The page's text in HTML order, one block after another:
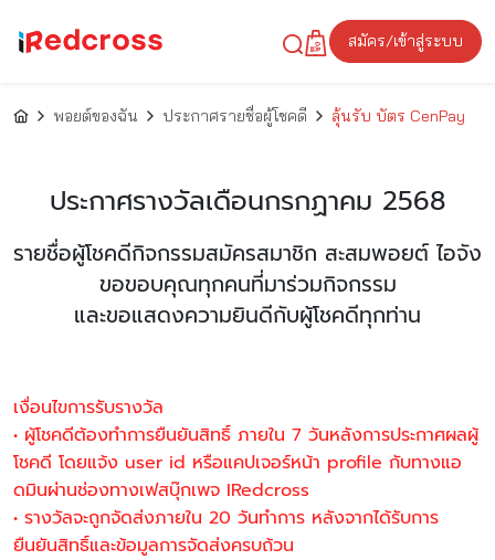
สมัคร/เข้าสู่ระบบ
พอยต์ของฉัน ประกาศรายชื่อผู้โชคดี ลุ้นรับ บัตร CenPay
ประกาศรางวัลเดือนกรกฏาคม 2568
รายชื่อผู้โชคดีกิจกรรมสมัครสมาชิก สะสมพอยต์ ไอจัง
ขอขอบคุณทุกคนที่มาร่วมกิจกรรม
และขอแสดงความยินดีกับผู้โชคดีทุกท่าน
เงื่อนไขการรับรางวัล
• ผู้โชคดีต้องทำการยืนยันสิทธิ์ ภายใน 7 วันหลังการประกาศผลผู้
โชคดี โดยแจ้ง user id หรือแคปเจอร์หน้า profile กับทางแอ
ดมินผ่านช่องทางเฟสบุ๊กเพจ IRedcross
• รางวัลจะถูกจัดส่งภายใน 20 วันทำการ หลังจากได้รับการ
ยืนยันสิทธิ์และข้อมูลการจัดส่งครบถ้วน